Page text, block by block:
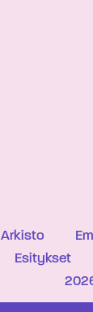
Arkisto
Esitykset